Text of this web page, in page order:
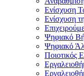
Ενίσχυση
Ενίσχυση
Ψηφιακό
Ψηφιακό
Ποιοτικός